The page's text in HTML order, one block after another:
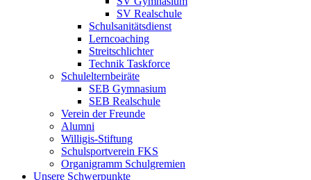
SV Realschule
Schulsanitätsdienst
Lerncoaching
Streitschlichter
Technik Taskforce
Schulelternbeiräte
SEB Gymnasium
SEB Realschule
Verein der Freunde
Alumni
Willigis-Stiftung
Schulsportverein FKS
Organigramm Schulgremien
Unsere Schwerpunkte